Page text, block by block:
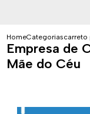
HomeCategoriascarreto
Empresa de
Mãe do Céu